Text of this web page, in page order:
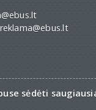
sėdėti